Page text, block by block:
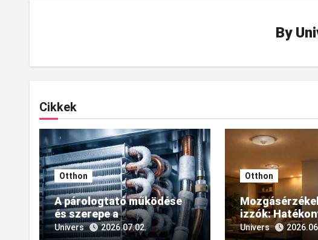
By
Cikkek
Otthon
A párologtató működése
és szerepe a
hűtőrendszerek
Univers 2026.07.02.
Otthon
izzók:
megoldások az
Univers